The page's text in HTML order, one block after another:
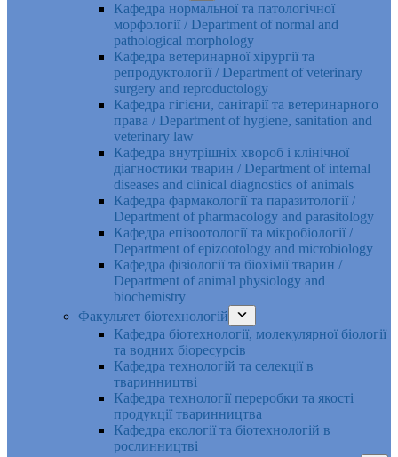
Кафедра нормальної та патологічної
морфології / Department of normal and
pathological morphology
Кафедра ветеринарної хірургії та
репродуктології / Department of veterinary
surgery and reproductology
Кафедра гігієни, санітарії та ветеринарного
права / Department of hygiene, sanitation and
veterinary law
Кафедра внутрішніх хвороб і клінічної
діагностики тварин / Department of internal
diseases and clinical diagnostics of animals
Кафедра фармакології та паразитології /
Department of pharmacology and parasitology
Кафедра епізоотології та мікробіології /
Department of epizootology and microbiology
Кафедра фізіології та біохімії тварин /
Department of animal physiology and
biochemistry
Факультет біотехнологій
Кафедра біотехнології, молекулярної біології
та водних біоресурсів
Кафедра технологій та селекції в
тваринництві
Кафедра технології переробки та якості
продукції тваринництва
Кафедра екології та біотехнологій в
рослинництві